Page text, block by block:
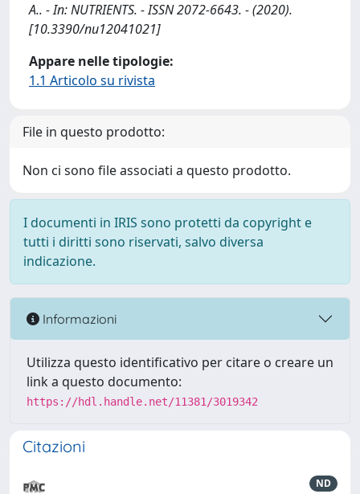
A.. - In: NUTRIENTS. - ISSN 2072-6643. - (2020).
[10.3390/nu12041021]
Appare nelle tipologie:
1.1 Articolo su rivista
File in questo prodotto:
Non ci sono file associati a questo prodotto.
I documenti in IRIS sono protetti da copyright e
tutti i diritti sono riservati, salvo diversa
indicazione.
Informazioni
Utilizza questo identificativo per citare o creare un
link a questo documento:
https://hdl.handle.net/11381/3019342
Citazioni
ND